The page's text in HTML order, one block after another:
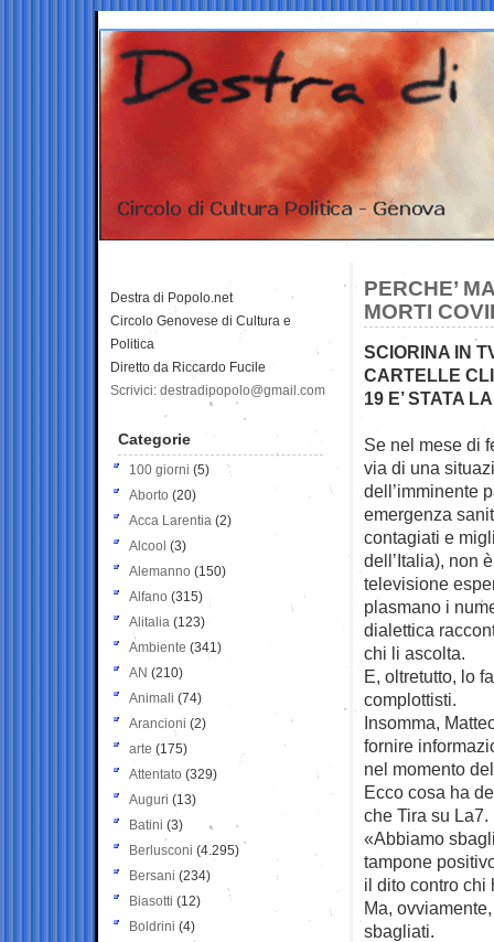
PERCHE’
MORTI
SCIORINA IN
CARTELLE
19 E’ STATA
Se nel mese di
via di una
dell’imminente
emergenza
contagiati e
dell’Italia), non
televisione
plasmano i
dialettica
chi li ascolta.
E, oltretutto, lo
complottisti.
Insomma,
fornire
nel momento
Ecco cosa ha
che Tira su La7.
«Abbiamo
tampone
il dito contro chi
Ma,
sbagliati.
Destra di Popolo.net
Circolo Genovese di Cultura e
Politica
Diretto da Riccardo Fucile
Scrivici: destradipopolo@gmail.com
Categorie
100 giorni (5)
Aborto (20)
Acca Larentia (2)
Alcool (3)
Alemanno (150)
Alfano (315)
Alitalia (123)
Ambiente (341)
AN (210)
Animali (74)
Arancioni (2)
arte (175)
Attentato (329)
Auguri (13)
Batini (3)
Berlusconi (4.295)
Bersani (234)
Biasotti (12)
Boldrini (4)